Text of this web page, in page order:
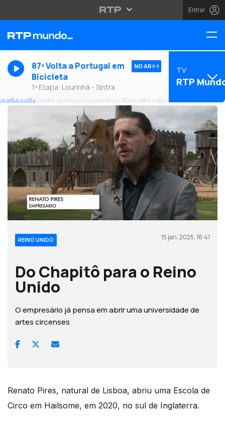
Entrar
87ª Volta a Portugal em
Bicicleta
1ª Etapa: Lourinhã - Sintra
NO AR TV
RTP
REINO UNIDO 15 jan, 2025, 18:41
Do Chapitô para o Reino
Unido
O empresário já pensa em abrir uma universidade de
artes circenses
Renato Pires, natural de Lisboa, abriu uma Escola de
Circo em Hailsome, em 2020, no sul de Inglaterra.